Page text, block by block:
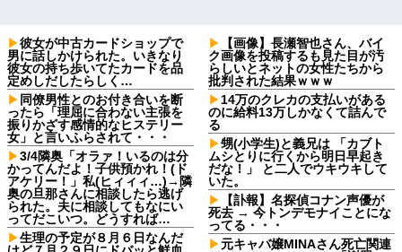
彼女が中古カードショップで
男に話しかけられた。いきなり
彼女の持ち歩いてたカードを品
定めしだしたらしく…
同僚男性とのお付き合いを断
ったら「理屈に合わない主張を
振りかざす感情的なヒステリー
女」と言いふらされて・・・
3/4隣奥「オラァ！いるのは分
かってんだよ！子供預かれ！(ド
アケリー！」私(ヒィィィ…)→隣
奥の旦那さんに相談したら逃げ
られた。夫に相談してもなにい
ってだこいつ。どうすれば…
生理の予定が８月６日なんだ
【画像】長瀬智也さん、バイ
ク画像を投稿するも見た目が汚
らしいとネットの女性たちから
批判された結果ｗｗｗ
14万のクレカの支払いがある
のに給料13万しかなくて詰んで
る
甥(小学生)と義兄は 「カブト
ムシとりに行くから明日早起き
だな！」 と二人でウキウキして
いた。
【訃報】名探偵コナン声優が
死去 → 今トンデモナイことにな
ってる・・・
元キャバ嬢MINAさん死亡関連